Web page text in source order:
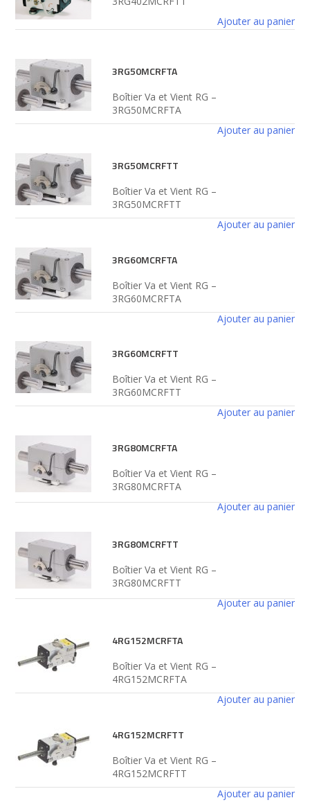
Ajouter au panier
3RG50MCRFTA
Boîtier Va et Vient RG –
3RG50MCRFTA
Ajouter au panier
3RG50MCRFTT
Boîtier Va et Vient RG –
3RG50MCRFTT
Ajouter au panier
3RG60MCRFTA
Boîtier Va et Vient RG –
3RG60MCRFTA
Ajouter au panier
3RG60MCRFTT
Boîtier Va et Vient RG –
3RG60MCRFTT
Ajouter au panier
3RG80MCRFTA
Boîtier Va et Vient RG –
3RG80MCRFTA
Ajouter au panier
3RG80MCRFTT
Boîtier Va et Vient RG –
3RG80MCRFTT
Ajouter au panier
4RG152MCRFTA
Boîtier Va et Vient RG –
4RG152MCRFTA
Ajouter au panier
4RG152MCRFTT
Boîtier Va et Vient RG –
4RG152MCRFTT
Ajouter au panier